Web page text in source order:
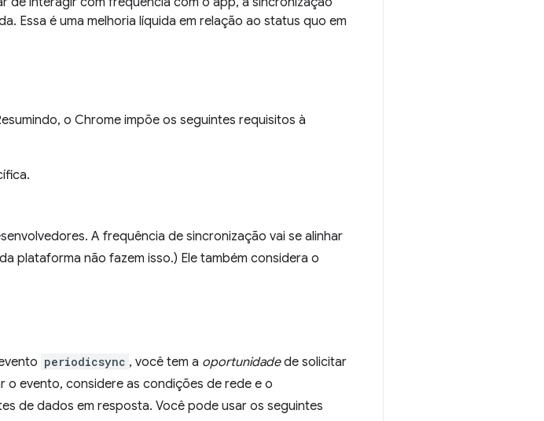
Essa é uma melhoria líquida em relação ao status quo em
o Chrome impõe os seguintes requisitos à
A frequência de sincronização vai se alinhar
plataforma não fazem isso.) Ele também considera o
periodicsync , você tem a oportunidadede solicitar
o evento, considere as condições de rede e o
de dados em resposta. Você pode usar os seguintes